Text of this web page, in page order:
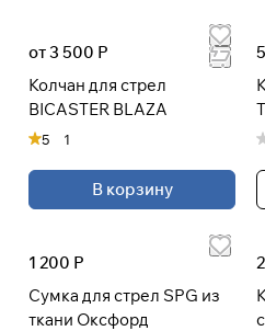
от 3 500 Р
Колчан для стрел
BICASTER BLAZA
5 1
В корзину
1 200 Р
Сумка для стрел SPG из
ткани Оксфорд